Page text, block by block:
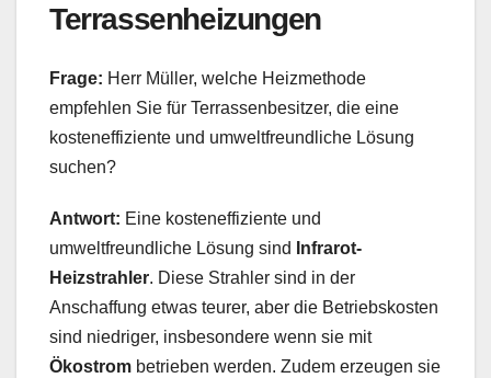
Terrassenheizungen
Frage: Herr Müller, welche Heizmethode
empfehlen Sie für Terrassenbesitzer, die eine
kosteneffiziente und umweltfreundliche Lösung
suchen?
Antwort: Eine kosteneffiziente und
umweltfreundliche Lösung sind
Infrarot-
Heizstrahler. Diese Strahler sind in der
Anschaffung etwas teurer, aber die Betriebskosten
sind niedriger, insbesondere wenn sie mit
Ökostrom betrieben werden. Zudem erzeugen sie